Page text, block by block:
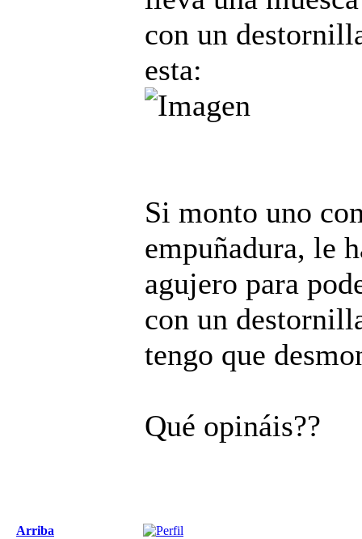
con un
esta:
Si monto uno
empuñadura, le
agujero para
con un
tengo que
Qué opináis??
Arriba